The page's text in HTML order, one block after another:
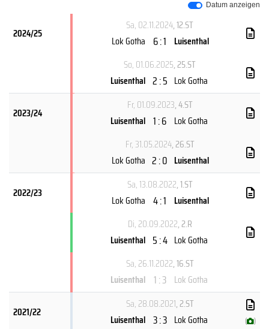
Datum anzeigen
2024/25
Sa, 02.11.2024, 12.ST
Lok Gotha 6 : 1 Luisenthal
So, 01.06.2025, 25.ST
Luisenthal 2 : 5 Lok Gotha
2023/24
Fr, 01.09.2023, 4.ST
Luisenthal 1 : 6 Lok Gotha
Fr, 31.05.2024, 26.ST
Lok Gotha 2 : 0 Luisenthal
2022/23
Sa, 13.08.2022, 1.ST
Lok Gotha 4 : 1 Luisenthal
Di, 20.09.2022, 2.R
Luisenthal 5 : 4 Lok Gotha
Sa, 26.11.2022, 16.ST
Luisenthal 1 : 3 Lok Gotha
2021/22
Sa, 28.08.2021, 2.ST
Luisenthal 3 : 3 Lok Gotha ( )